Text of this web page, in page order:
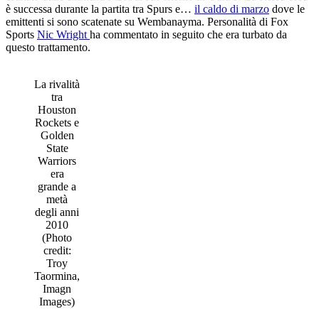
è successa durante la partita tra Spurs e… il caldo di marzo dove le
emittenti si sono scatenate su Wembanayma. Personalità di Fox
Sports Nic Wright ha commentato in seguito che era turbato da
questo trattamento.
La rivalità
tra
Houston
Rockets e
Golden
State
Warriors
era
grande a
metà
degli anni
2010
(Photo
credit:
Troy
Taormina,
Imagn
Images)